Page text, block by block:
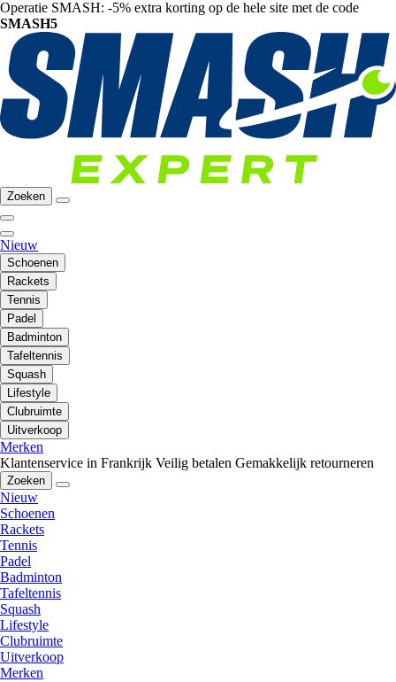
Operatie SMASH: -5% extra korting op de hele site met de code
SMASH5
Zoeken
Nieuw
Schoenen
Rackets
Tennis
Padel
Badminton
Tafeltennis
Squash
Lifestyle
Clubruimte
Uitverkoop
Merken
Klantenservice in Frankrijk Veilig betalen Gemakkelijk retourneren
Zoeken
Nieuw
Schoenen
Rackets
Tennis
Padel
Badminton
Tafeltennis
Squash
Lifestyle
Clubruimte
Uitverkoop
Merken